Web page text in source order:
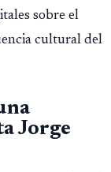
sobre el
cultural del
Jorge